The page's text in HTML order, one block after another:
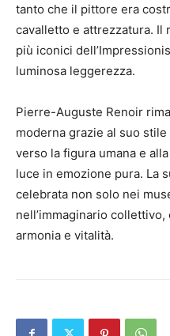
tanto che il pittore era
cavalletto e attrezzatura. Il
più iconici
luminosa leggerezza.
Pierre-Auguste Renoir
moderna grazie al suo
verso la figura umana e
luce in emozione pura. La
celebrata non solo nei
nell’immaginario
armonia e vitalità.